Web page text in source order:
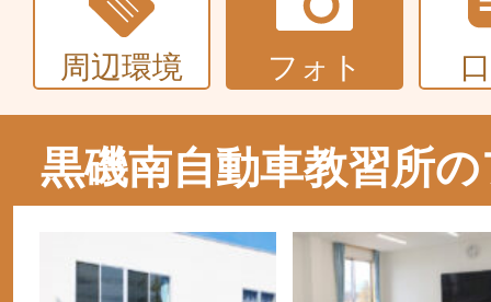
周辺環境 フォト
黒磯南自動車教習所